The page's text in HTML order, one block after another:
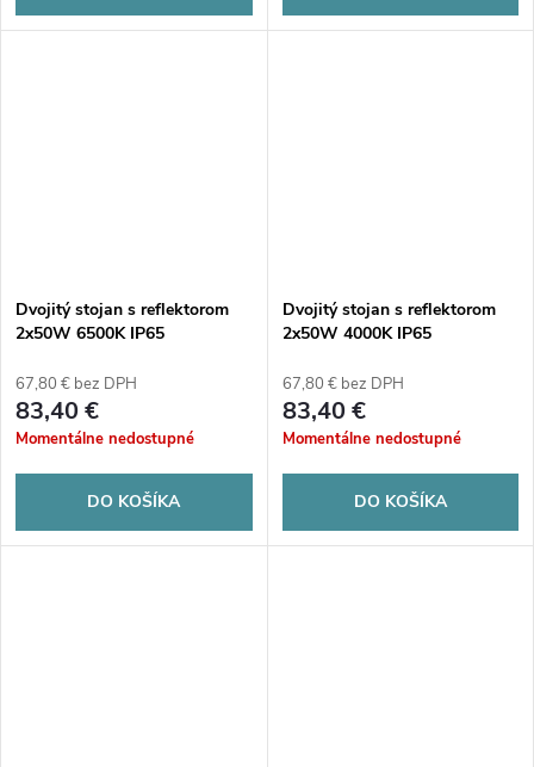
Dvojitý stojan s reflektorom
2x50W 6500K IP65
67,80 € bez DPH
83,40 €
Momentálne nedostupné
DO KOŠÍKA
Dvojitý stojan s reflektorom
2x50W 4000K IP65
67,80 € bez DPH
83,40 €
Momentálne nedostupné
DO KOŠÍKA